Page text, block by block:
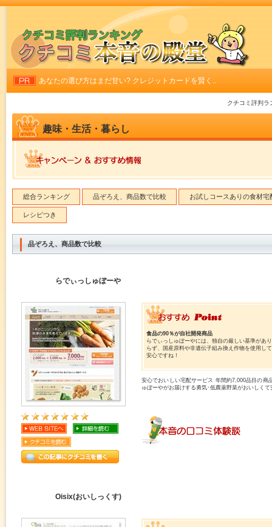
あなたの選び方はまだ甘い? クレジットカードを賢く..
クチコミ評判
趣味・生活・暮らし
総合ランキング 品ぞろえ、商品数で比較 お試しコースありの食材宅
レシピつき
品ぞろえ、商品数で比較
らでぃっしゅぼーや
食品の90％が自社開発商品
らでぃっしゅぼーやには、独自の厳しい基準があ
らず、国産原料や非遺伝子組み換え作物を使用し
安心ですね！
安心でおいしい宅配サービス 年間約7,000品目の商
ゅぼーやがお届けする勇気･低農薬野菜がおいしく
Oisix(おいしっくす)